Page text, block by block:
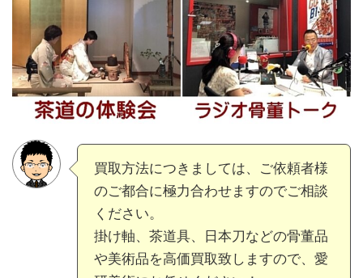
買取方法につきましては、ご依頼者様
のご都合に極力合わせますのでご相談
ください。
掛け軸、茶道具、日本刀などの骨董品
や美術品を高価買取致しますので、愛